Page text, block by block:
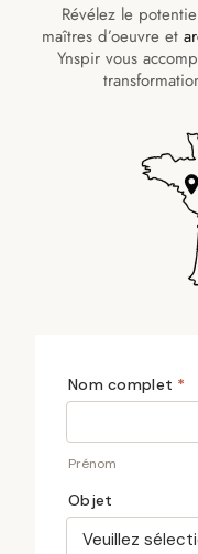
Révélez le
maîtres d’oeuvre et
Ynspir vous